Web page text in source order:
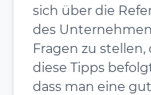
sich über die
des
Fragen zu
diese Tipps
dass man eine